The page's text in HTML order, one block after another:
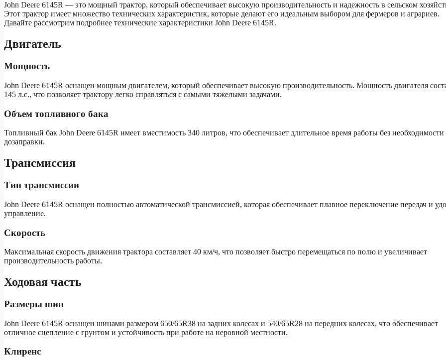
John Deere 6145R — это мощный трактор, который обеспечивает высокую производительность и надежность в сельском
Этот трактор имеет множество технических характеристик, которые делают его идеальным выбором для фермеров и аграриев.
Давайте рассмотрим подробнее технические характеристики John Deere 6145R.
Двигатель
Мощность
John Deere 6145R оснащен мощным двигателем, который обеспечивает высокую производительность. Мощность двигателя
145 л.с., что позволяет трактору легко справляться с самыми тяжелыми задачами.
Объем топливного бака
Топливный бак John Deere 6145R имеет вместимость 340 литров, что обеспечивает длительное время работы без необходимости
дозаправки.
Трансмиссия
Тип трансмиссии
John Deere 6145R оснащен полностью автоматической трансмиссией, которая обеспечивает плавное переключение передач и
управление.
Скорость
Максимальная скорость движения трактора составляет 40 км/ч, что позволяет быстро перемещаться по полю и увеличивает
производительность работы.
Ходовая часть
Размеры шин
John Deere 6145R оснащен шинами размером 650/65R38 на задних колесах и 540/65R28 на передних колесах, что обеспечивает
отличное сцепление с грунтом и устойчивость при работе на неровной местности.
Клиренс